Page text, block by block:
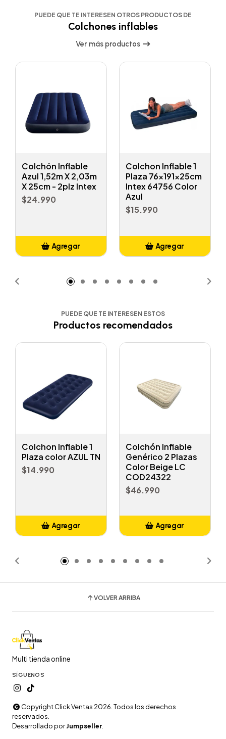
PUEDE QUE TE INTERESEN OTROS PRODUCTOS DE
Colchones inflables
Ver más productos
Colchón Inflable
Azul 1,52m X 2,03m
X 25cm - 2plz Intex
$24.990
Agregar
Colchon Inflable 1
Plaza 76x191x25cm
Intex 64756 Color
Azul
$15.990
Agregar
PUEDE QUE TE INTERESEN ESTOS
Productos recomendados
Colchon Inflable 1
Plaza color AZUL TN
$14.990
Agregar
Colchón Inflable
Genérico 2 Plazas
Color Beige LC
COD24322
$46.990
Agregar
VOLVER ARRIBA
Multi tienda online
SÍGUENOS
Copyright Click Ventas 2026. Todos los derechos
reservados.
Desarrollado porJumpseller